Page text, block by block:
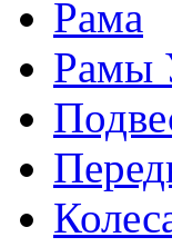
Рама
Рамы